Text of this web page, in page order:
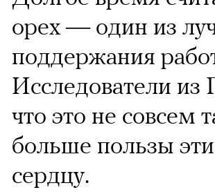
орех — один из
поддержания
Исследователи из
что это не совсем
больше пользы
сердцу.